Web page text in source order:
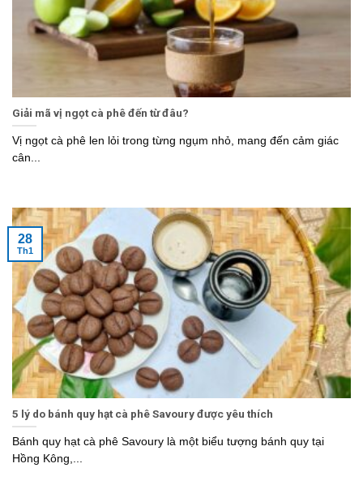
Giải mã vị ngọt cà phê đến từ đâu?
Vị ngọt cà phê len lỏi trong từng ngụm nhỏ, mang đến cảm giác
cân...
5 lý do bánh quy hạt cà phê Savoury được yêu thích
Bánh quy hạt cà phê Savoury là một biểu tượng bánh quy tại
Hồng Kông,...
28
Th1